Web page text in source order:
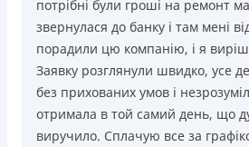
потрібні були гроші на ремонт
звернулася до банку і там мені
порадили цю компанію, і я
Заявку розглянули швидко, усе
без прихованих умов і
отримала в той самий день, що
виручило. Сплачую все за